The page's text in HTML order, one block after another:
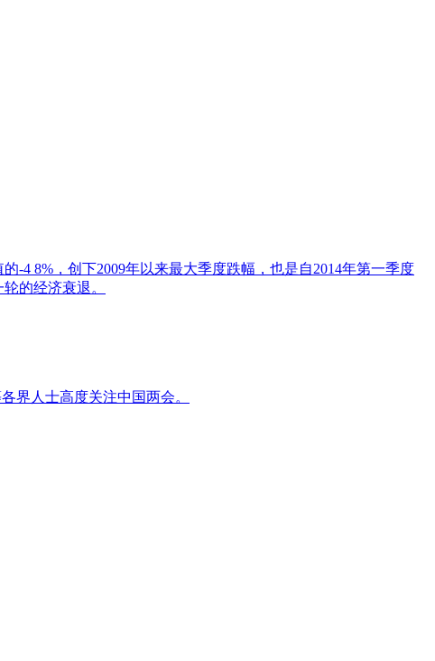
-4 8%，创下2009年以来最大季度跌幅，也是自2014年第一季度
的经济衰退。
界人士高度关注中国两会。